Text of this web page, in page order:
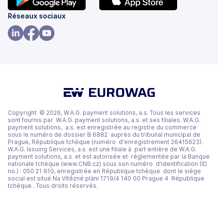
(s'ouvre
dans
un
Réseaux sociaux
onglet)
Copyright © 2026, W.A.G. payment solutions, a.s. Tous les services
sont fournis par W.A.G. payment solutions, a.s. et ses filiales. W.A.G.
payment solutions, a.s. est enregistrée au registre du commerce
sous le numéro de dossier B 6882 auprès du tribunal municipal de
Prague, République tchèque (numéro d'enregistrement 26415623).
W.A.G. Issuing Services, a.s. est une filiale à part entière de W.A.G.
payment solutions, a.s. et est autorisée et réglementée par la Banque
nationale tchèque (www.CNB.cz) sous son numéro d'identification (ID
no.) : 050 21 910, enregistrée en République tchèque dont le siège
social est situé Na Vítězné pláni 1719/4 140 00 Prague 4 République
tchèque . Tous droits réservés.